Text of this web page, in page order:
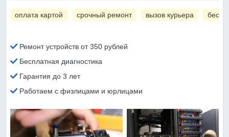
оплата картой срочный ремонт вызов курьера
Ремонт устройств от 350 рублей
Бесплатная диагностика
Гарантия до 3 лет
Работаем с физлицами и юрлицами